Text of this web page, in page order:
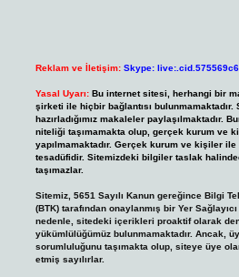
Reklam ve İletişim: Skype:
Yasal Uyarı: Bu internet sitesi, herhangi bir
şirketi ile hiçbir bağlantısı bulunmamaktadır.
hazırladığımız makaleler paylaşılmaktadır.
niteliği taşımamakta olup, gerçek kurum ve
yapılmamaktadır. Gerçek kurum ve kişiler
tesadüfidir. Sitemizdeki bilgiler taslak
taşımazlar.
Sitemiz, 5651 Sayılı Kanun gereğince Bilgi
(BTK) tarafından onaylanmış bir Yer
nedenle, sitedeki içerikleri proaktif olarak
yükümlülüğümüz bulunmamaktadır. Ancak,
sorumluluğunu taşımakta olup, siteye üye
etmiş sayılırlar.